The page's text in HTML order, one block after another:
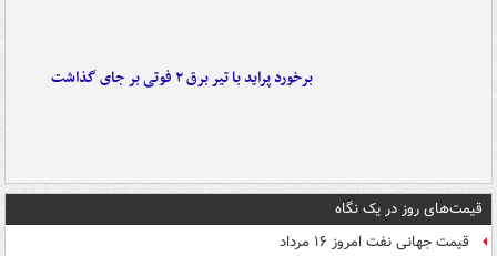
برخورد پراید با تیر برق ۲ فوتی بر جای گذاشت
قیمت‌های روز در یک نگاه
قیمت جهانی نفت امروز ۱۶ مرداد